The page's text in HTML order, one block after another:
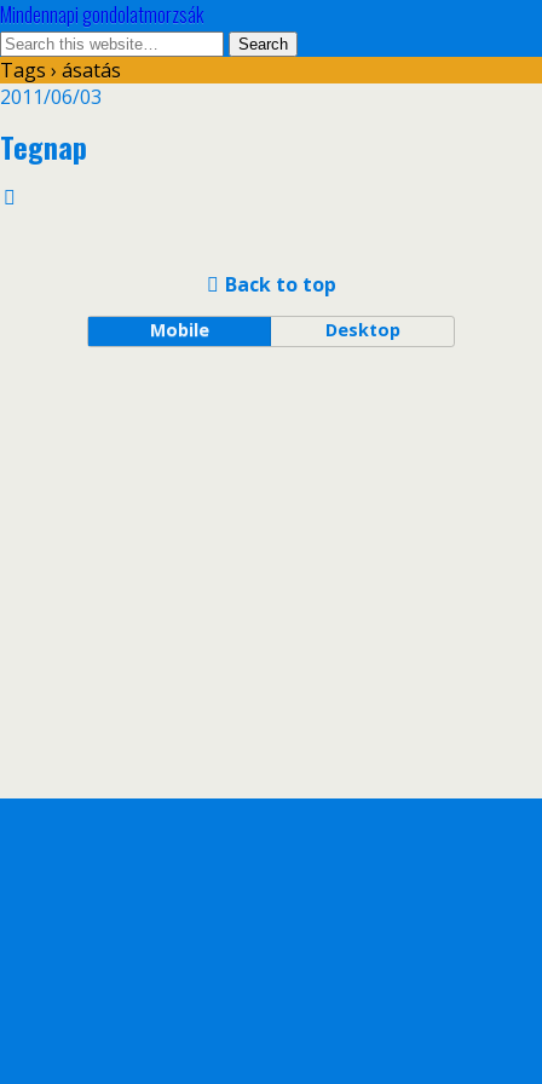
Mindennapi gondolatmorzsák
Tags › ásatás
2011/06/03
Tegnap
Back to top
Mobile Desktop